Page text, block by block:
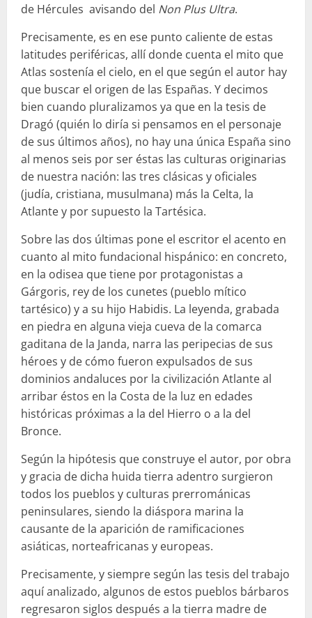
de Hércules avisando del Non Plus Ultra.
Precisamente, es en ese punto caliente de estas
latitudes periféricas, allí donde cuenta el mito que
Atlas sostenía el cielo, en el que según el autor hay
que buscar el origen de las Españas. Y decimos
bien cuando pluralizamos ya que en la tesis de
Dragó (quién lo diría si pensamos en el personaje
de sus últimos años), no hay una única España sino
al menos seis por ser éstas las culturas originarias
de nuestra nación: las tres clásicas y oficiales
(judía, cristiana, musulmana) más la Celta, la
Atlante y por supuesto la Tartésica.
Sobre las dos últimas pone el escritor el acento en
cuanto al mito fundacional hispánico: en concreto,
en la odisea que tiene por protagonistas a
Gárgoris, rey de los cunetes (pueblo mítico
tartésico) y a su hijo Habidis. La leyenda, grabada
en piedra en alguna vieja cueva de la comarca
gaditana de la Janda, narra las peripecias de sus
héroes y de cómo fueron expulsados de sus
dominios andaluces por la civilización Atlante al
arribar éstos en la Costa de la luz en edades
históricas próximas a la del Hierro o a la del
Bronce.
Según la hipótesis que construye el autor, por obra
y gracia de dicha huida tierra adentro surgieron
todos los pueblos y culturas prerrománicas
peninsulares, siendo la diáspora marina la
causante de la aparición de ramificaciones
asiáticas, norteafricanas y europeas.
Precisamente, y siempre según las tesis del trabajo
aquí analizado, algunos de estos pueblos bárbaros
regresaron siglos después a la tierra madre de